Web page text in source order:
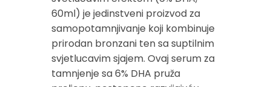
60ml) je jedinstveni proizvod za
samopotamnjivanje koji kombinuje
prirodan bronzani ten sa suptilnim
svjetlucavim sjajem. Ovaj serum za
tamnjenje sa 6% DHA pruža